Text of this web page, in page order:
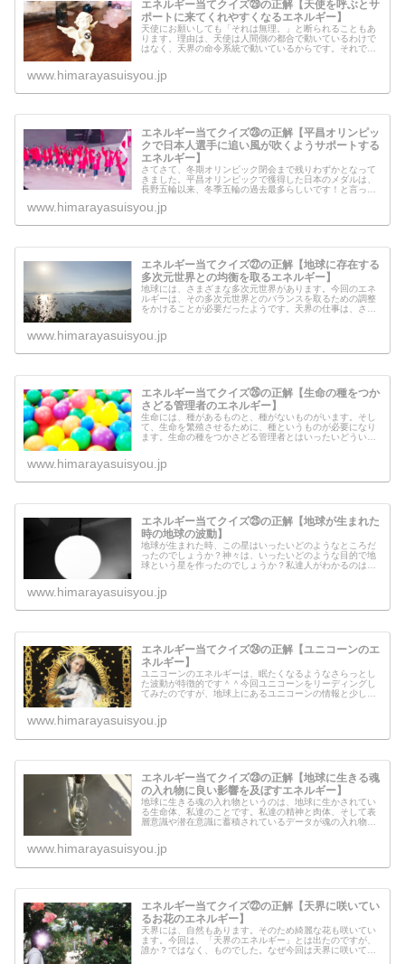
エネルギー当てクイズ㉙の正解【天使を呼ぶとサ
ポートに来てくれやすくなるエネルギー】
天使にお願いしても「それは無理。」と断られることもあ
ります。理由は、天使は人間側の都合で動いているわけで
はなく、天界の命令系統で動いているからです。それで
www.himarayasuisyou.jp
エネルギー当てクイズ㉘の正解【平昌オリンピッ
クで日本人選手に追い風が吹くようサポートする
エネルギー】
さてさて、冬期オリンピック閉会まで残りわずかとなって
きました。平昌オリンピックで獲得した日本のメダルは、
長野五輪以来、冬季五輪の過去最多らしいです！と言って
ーが云々…」というわけではなく、...
www.himarayasuisyou.jp
エネルギー当てクイズ㉗の正解【地球に存在する
多次元世界との均衡を取るエネルギー】
地球には、さまざまな多次元世界があります。今回のエネ
ルギーは、その多次元世界とのバランスを取るための調整
をかけることが必要だったようです。天界の仕事は、さま
て、行動というフィルターを通すこ...
www.himarayasuisyou.jp
エネルギー当てクイズ㉖の正解【生命の種をつか
さどる管理者のエネルギー】
生命には、種があるものと、種がないものがいます。そし
て、生命を繁殖させるために、種というものが必要になり
ます。生命の種をつかさどる管理者とはいったいどういう
む種というものを管理している人が...
www.himarayasuisyou.jp
エネルギー当てクイズ㉕の正解【地球が生まれた
時の地球の波動】
地球が生まれた時、この星はいったいどのようなところだ
ったのでしょうか？神々は、いったいどのような目的で地
球という星を作ったのでしょうか？私達人がわかるのは、
うものは、私達の表層意識では解釈...
www.himarayasuisyou.jp
エネルギー当てクイズ㉔の正解【ユニコーンのエ
ネルギー】
ユニコーンのエネルギーは、眠たくなるようなさらっとし
た波動が特徴的です＾＾今回ユニコーンをリーディングし
てみたのですが、地球上にあるユニコーンの情報と少し違
でしょうか？ユニコーンからメッセ...
www.himarayasuisyou.jp
エネルギー当てクイズ㉓の正解【地球に生きる魂
の入れ物に良い影響を及ぼすエネルギー】
地球に生きる魂の入れ物というのは、地球に生かされてい
る生命体、私達のことです。私達の精神と肉体、そして表
層意識や潜在意識に蓄積されているデータが魂の入れ物に
入れ物が自分の使命が果たせるのか...
www.himarayasuisyou.jp
エネルギー当てクイズ㉒の正解【天界に咲いてい
るお花のエネルギー】
天界には、自然もあります。そのため綺麗な花も咲いてい
ます。今回は、「天界のエネルギー」とは出たのですが、
誰か？ではなく、ものでした。なぜ今回は天界に咲いてい